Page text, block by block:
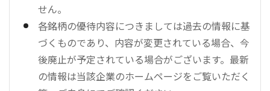
せん。
各銘柄の優待内容につきましては過去の情報に基
づくものであり、内容が変更されている場合、今
後廃止が予定されている場合がございます。最新
の情報は当該企業のホームページをご覧いただく